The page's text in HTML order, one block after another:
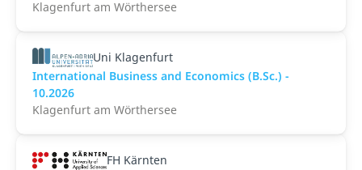
Klagenfurt am Wörthersee
Uni Klagenfurt
International Business and Economics (B.Sc.) -
10.2026
Klagenfurt am Wörthersee
FH Kärnten